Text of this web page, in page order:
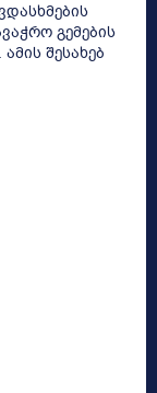
გემების
შესახებ